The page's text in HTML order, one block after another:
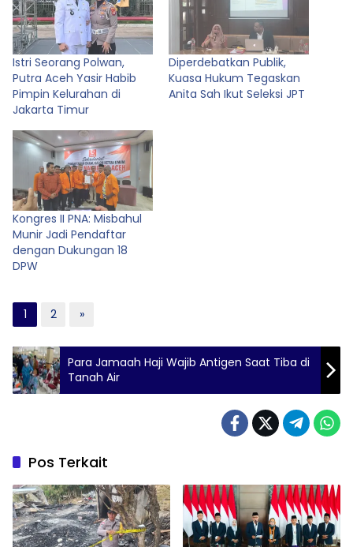
Istri Seorang Polwan,
Putra Aceh Yasir Habib
Pimpin Kelurahan di
Jakarta Timur
Diperdebatkan Publik,
Kuasa Hukum Tegaskan
Anita Sah Ikut Seleksi JPT
Kongres II PNA: Misbahul
Munir Jadi Pendaftar
dengan Dukungan 18
DPW
1 2 »
Para Jamaah Haji Wajib Antigen Saat Tiba di
Tanah Air
Pos Terkait